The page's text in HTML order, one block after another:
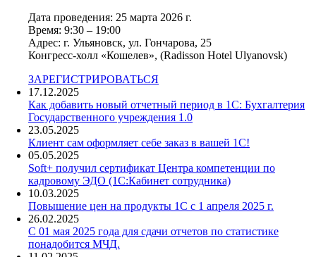
Дата проведения: 25 марта 2026 г.
Время: 9:30 – 19:00
Адрес: г. Ульяновск, ул. Гончарова, 25
Конгресс-холл «Кошелев», (Radisson Hotel Ulyanovsk)
ЗАРЕГИСТРИРОВАТЬСЯ
17.12.2025
Как добавить новый отчетный период в 1С: Бухгалтерия
Государственного учреждения 1.0
23.05.2025
Клиент сам оформляет себе заказ в вашей 1С!
05.05.2025
Soft+ получил сертификат Центра компетенции по
кадровому ЭДО (1С:Кабинет сотрудника)
10.03.2025
Повышение цен на продукты 1С с 1 апреля 2025 г.
26.02.2025
С 01 мая 2025 года для сдачи отчетов по статистике
понадобится МЧД.